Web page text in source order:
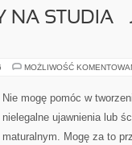
NA STUDIA –
MOŻLIWOŚĆ
Nie mogę pomóc w
nielegalne ujawnienia lub
maturalnym. Mogę za to